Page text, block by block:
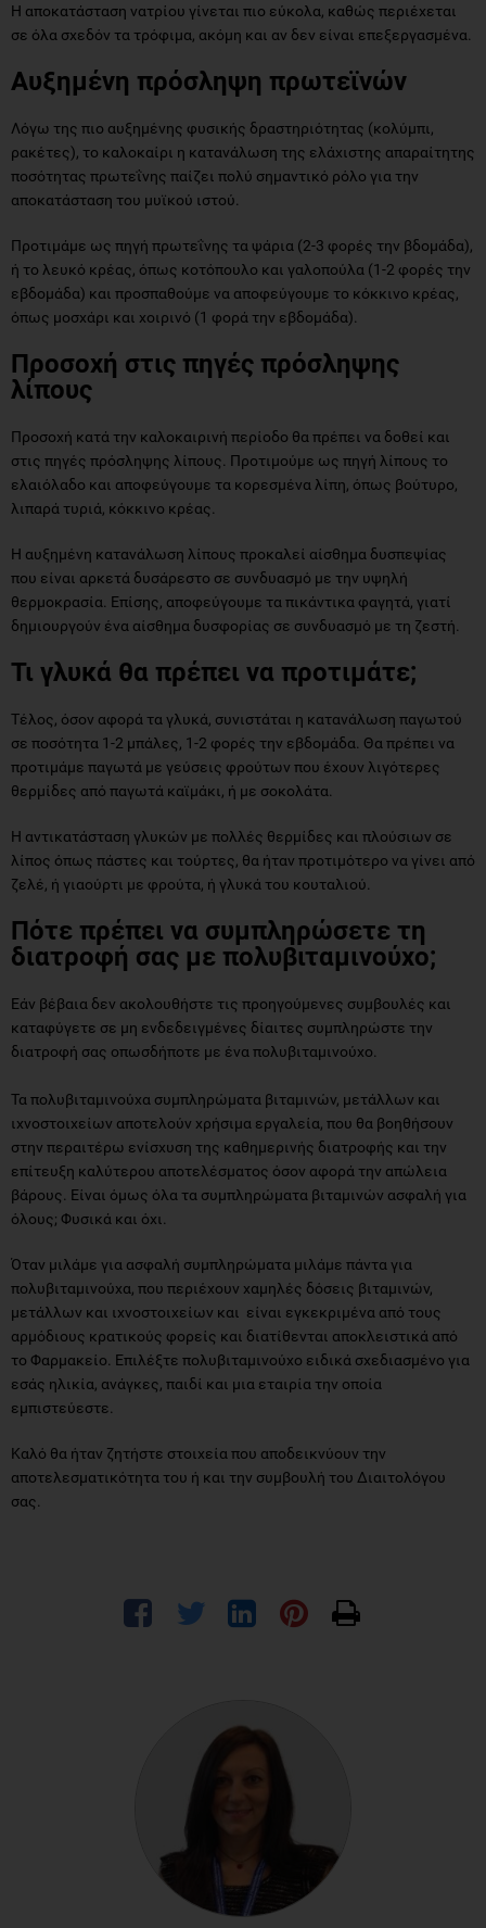
Η αποκατάσταση νατρίου γίνεται πιο εύκολα, καθώς περιέχεται
σε όλα σχεδόν τα τρόφιμα, ακόμη και αν δεν είναι επεξεργασμένα.
Αυξημένη πρόσληψη πρωτεϊνών
Λόγω της πιο αυξημένης φυσικής δραστηριότητας (κολύμπι,
ρακέτες), το καλοκαίρι η κατανάλωση της ελάχιστης απαραίτητης
ποσότητας πρωτεΐνης παίζει πολύ σημαντικό ρόλο για την
αποκατάσταση του μυϊκού ιστού.
Προτιμάμε ως πηγή πρωτεΐνης τα ψάρια (2-3 φορές την βδομάδα),
ή το λευκό κρέας, όπως κοτόπουλο και γαλοπούλα (1-2 φορές την
εβδομάδα) και προσπαθούμε να αποφεύγουμε το κόκκινο κρέας,
όπως μοσχάρι και χοιρινό (1 φορά την εβδομάδα).
Προσοχή στις πηγές πρόσληψης
λίπους
Προσοχή κατά την καλοκαιρινή περίοδο θα πρέπει να δοθεί και
στις πηγές πρόσληψης λίπους. Προτιμούμε ως πηγή λίπους το
ελαιόλαδο και αποφεύγουμε τα κορεσμένα λίπη, όπως βούτυρο,
λιπαρά τυριά, κόκκινο κρέας.
Η αυξημένη κατανάλωση λίπους προκαλεί αίσθημα δυσπεψίας
που είναι αρκετά δυσάρεστο σε συνδυασμό με την υψηλή
θερμοκρασία. Επίσης, αποφεύγουμε τα πικάντικα φαγητά, γιατί
δημιουργούν ένα αίσθημα δυσφορίας σε συνδυασμό με τη ζεστή.
Τι γλυκά θα πρέπει να προτιμάτε;
Τέλος, όσον αφορά τα γλυκά, συνιστάται η κατανάλωση παγωτού
σε ποσότητα 1-2 μπάλες, 1-2 φορές την εβδομάδα. Θα πρέπει να
προτιμάμε παγωτά με γεύσεις φρούτων που έχουν λιγότερες
θερμίδες από παγωτά καϊμάκι, ή με σοκολάτα.
Η αντικατάσταση γλυκών με πολλές θερμίδες και πλούσιων σε
λίπος όπως πάστες και τούρτες, θα ήταν προτιμότερο να γίνει από
ζελέ, ή γιαούρτι με φρούτα, ή γλυκά του κουταλιού.
Πότε πρέπει να συμπληρώσετε τη
διατροφή σας με πολυβιταμινούχο;
Εάν βέβαια δεν ακολουθήστε τις προηγούμενες συμβουλές και
καταφύγετε σε μη ενδεδειγμένες δίαιτες συμπληρώστε την
διατροφή σας οπωσδήποτε με ένα πολυβιταμινούχο.
Τα πολυβιταμινούχα συμπληρώματα βιταμινών, μετάλλων και
ιχνοστοιχείων αποτελούν χρήσιμα εργαλεία, που θα βοηθήσουν
στην περαιτέρω ενίσχυση της καθημερινής διατροφής και την
επίτευξη καλύτερου αποτελέσματος όσον αφορά την απώλεια
βάρους. Είναι όμως όλα τα συμπληρώματα βιταμινών ασφαλή για
όλους; Φυσικά και όχι.
Όταν μιλάμε για ασφαλή συμπληρώματα μιλάμε πάντα για
πολυβιταμινούχα, που περιέχουν χαμηλές δόσεις βιταμινών,
μετάλλων και ιχνοστοιχείων και είναι εγκεκριμένα από τους
αρμόδιους κρατικούς φορείς και διατίθενται αποκλειστικά από
το Φαρμακείο. Επιλέξτε πολυβιταμινούχο ειδικά σχεδιασμένο για
εσάς ηλικία, ανάγκες, παιδί και μια εταιρία την οποία
εμπιστεύεστε.
Καλό θα ήταν ζητήστε στοιχεία που αποδεικνύουν την
αποτελεσματικότητα του ή και την συμβουλή του Διαιτολόγου
σας.